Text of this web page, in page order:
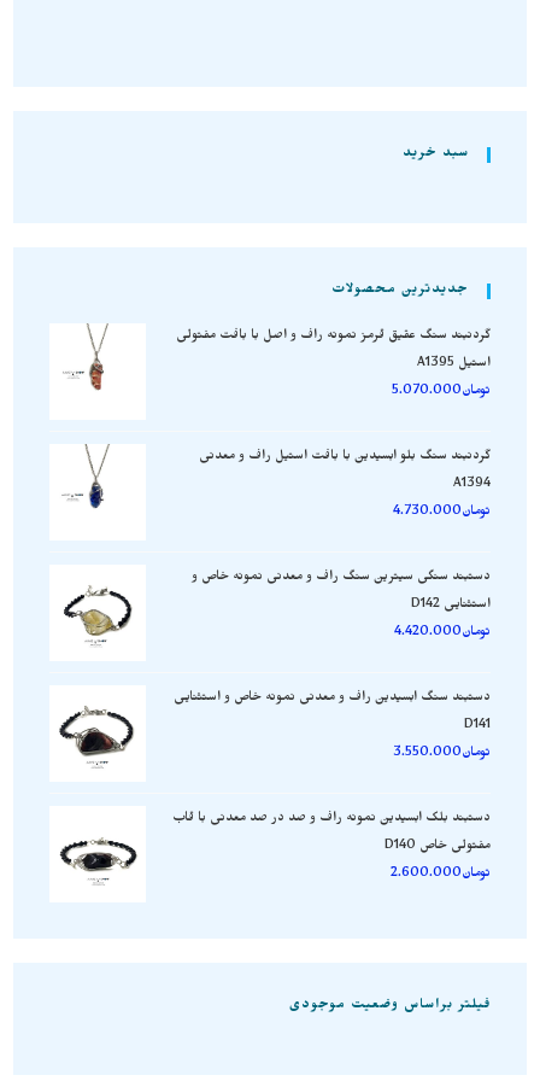
سبد خرید
جدیدترین محصولات
گردنبند سنگ عقیق قرمز نمونه راف و اصل با بافت مفتولی
استیل A1395
تومان5.070.000
گردنبند سنگ بلو ابسیدین با بافت استیل راف و معدنی
A1394
تومان4.730.000
دستبند سنگی سیترین سنگ راف و معدنی نمونه خاص و
استثنایی D142
تومان4.420.000
دستبند سنگ ابسیدین راف و معدنی نمونه خاص و استثنایی
D141
تومان3.550.000
دستبند بلک ابسیدین نمونه راف و صد در صد معدنی با قاب
مفتولی خاص D140
تومان2.600.000
فیلتر براساس وضعیت موجودی